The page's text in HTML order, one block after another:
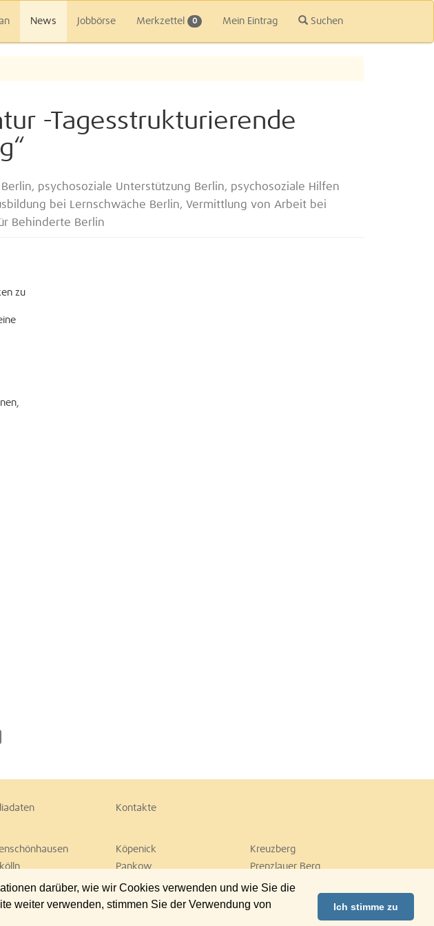
darüber, wie wir Cookies verwenden und wie Sie die
weiter verwenden, stimmen Sie der Verwendung von
Ich stimme zu
News Jobbörse Merkzettel 0 Mein Eintrag Suchen
-Tagesstrukturierende
psychosoziale Unterstützung Berlin, psychosoziale Hilfen
bei Lernschwäche Berlin, Vermittlung von Arbeit bei
Behinderte Berlin
zu
Kontakte
Köpenick
Kreuzberg
Pankow
Prenzlauer Berg
Tempelhof
Tiergarten
Wilmersdorf Zehlendorf